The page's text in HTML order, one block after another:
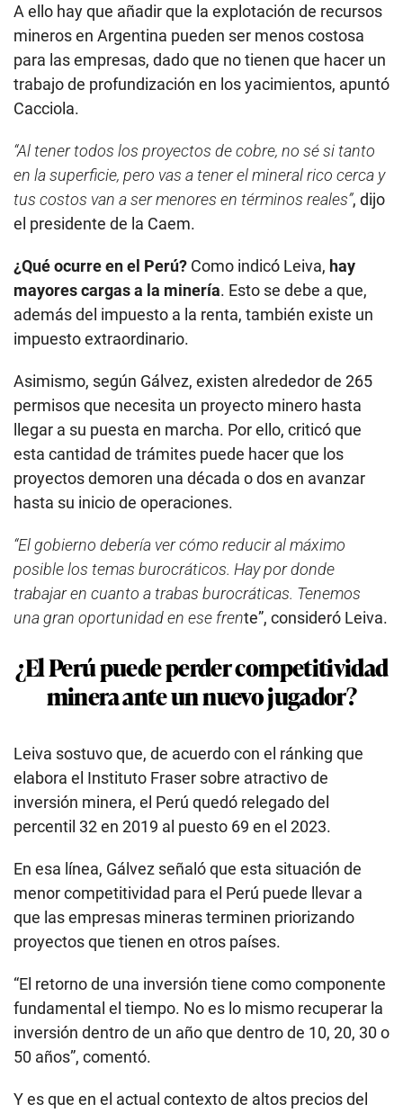
A ello hay que añadir que la explotación de recursos
mineros en Argentina pueden ser menos costosa
para las empresas, dado que no tienen que hacer un
trabajo de profundización en los yacimientos, apuntó
Cacciola.
“Al tener todos los proyectos de cobre, no sé si tanto
en la superficie, pero vas a tener el mineral rico cerca y
tus costos van a ser menores en términos reales”, dijo
el presidente de la Caem.
¿Qué ocurre en el Perú? Como indicó Leiva, hay
mayores cargas a la minería. Esto se debe a que,
además del impuesto a la renta, también existe un
impuesto extraordinario.
Asimismo, según Gálvez, existen alrededor de 265
permisos que necesita un proyecto minero hasta
llegar a su puesta en marcha. Por ello, criticó que
esta cantidad de trámites puede hacer que los
proyectos demoren una década o dos en avanzar
hasta su inicio de operaciones.
“El gobierno debería ver cómo reducir al máximo
posible los temas burocráticos. Hay por donde
trabajar en cuanto a trabas burocráticas. Tenemos
una gran oportunidad en ese frente”, consideró Leiva.
¿El Perú puede perder competitividad
minera ante un nuevo jugador?
Leiva sostuvo que, de acuerdo con el ránking que
elabora el Instituto Fraser sobre atractivo de
inversión minera, el Perú quedó relegado del
percentil 32 en 2019 al puesto 69 en el 2023.
En esa línea, Gálvez señaló que esta situación de
menor competitividad para el Perú puede llevar a
que las empresas mineras terminen priorizando
proyectos que tienen en otros países.
“El retorno de una inversión tiene como componente
fundamental el tiempo. No es lo mismo recuperar la
inversión dentro de un año que dentro de 10, 20, 30 o
50 años”, comentó.
Y es que en el actual contexto de altos precios del